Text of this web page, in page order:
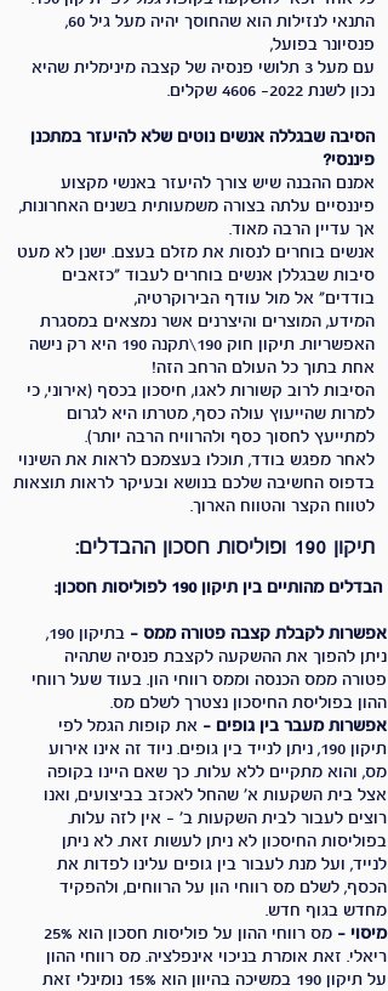
התנאי לנזילות הוא שהחוסך יהיה מעל גיל 60,
פנסיונר בפועל,
עם מעל 3 תלושי פנסיה של קצבה מינימלית שהיא
נכון לשנת 2022- 4606 שקלים.
הסיבה שבגללה אנשים נוטים שלא להיעזר במתכנן
פיננסי?
אמנם ההבנה שיש צורך להיעזר באנשי מקצוע
פיננסיים עלתה בצורה משמעותית בשנים האחרונות,
אך עדיין הרבה מאוד.
אנשים בוחרים לנסות את מזלם בעצם. ישנן לא מעט
סיבות שבגללן אנשים בוחרים לעבוד "כזאבים
בודדים" אל מול עודף הבירוקרטיה,
המידע, המוצרים והיצרנים אשר נמצאים במסגרת
האפשריות. תיקון חוק 190\תקנה 190 היא רק נישה
אחת בתוך כל העולם הרחב הזה!
הסיבות לרוב קשורות לאגו, חיסכון בכסף (אירוני, כי
למרות שהייעוץ עולה כסף, מטרתו היא לגרום
למתייעץ לחסוך כסף ולהרוויח הרבה יותר).
לאחר מפגש בודד, תוכלו בעצמכם לראות את השינוי
בדפוס החשיבה שלכם בנושא ובעיקר לראות תוצאות
לטווח הקצר והטווח הארוך.
תיקון 190 ופוליסות חסכון ההבדלים:
הבדלים מהותיים בין תיקון 190 לפוליסות חסכון:
אפשרות לקבלת קצבה פטורה ממס -
בתיקון 190,
ניתן להפוך את ההשקעה לקצבת פנסיה שתהיה
פטורה ממס הכנסה וממס רווחי הון. בעוד שעל רווחי
ההון בפוליסת החיסכון נצטרך לשלם מס.
אפשרות מעבר בין גופים - את קופות הגמל לפי
תיקון 190, ניתן לנייד בין גופים. ניוד זה אינו אירוע
מס, והוא מתקיים ללא עלות. כך שאם היינו בקופה
אצל בית השקעות א' שהחל לאכזב בביצועים, ואנו
רוצים לעבור לבית השקעות ב' – אין לזה עלות.
בפוליסות החיסכון לא ניתן לעשות זאת. לא ניתן
לנייד, ועל מנת לעבור בין גופים עלינו לפדות את
הכסף, לשלם מס רווחי הון על הרווחים, ולהפקיד
מחדש בגוף חדש.
מיסוי -
מס רווחי ההון על פוליסות חסכון הוא 25%
ריאלי. זאת אומרת בניכוי אינפלציה. מס רווחי ההון
על תיקון 190 במשיכה בהיוון הוא 15% נומינלי זאת